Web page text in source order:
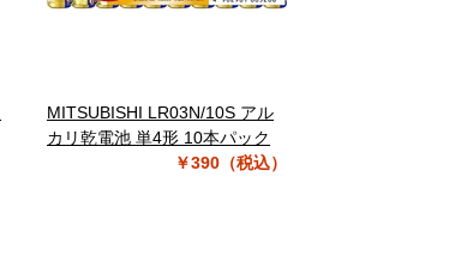
MITSUBISHI LR03N/10S アル
カリ乾電池 単4形 10本パック
￥390（税込）